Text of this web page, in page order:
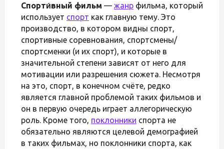
Спорти́вный фильм — жанр фильма, который
использует спорт как главную тему. Это
производство, в котором видны спорт,
спортивные соревнования, спортсмены/
спортсменки (и их спорт), и которые в
значительной степени зависят от него для
мотивации или разрешения сюжета. Несмотря
на это, спорт, в конечном счёте, редко
является главной проблемой таких фильмов и
он в первую очередь играет аллегорическую
роль. Кроме того, поклонники спорта не
обязательно являются целевой демографией
в таких фильмах, но поклонники спорта, как